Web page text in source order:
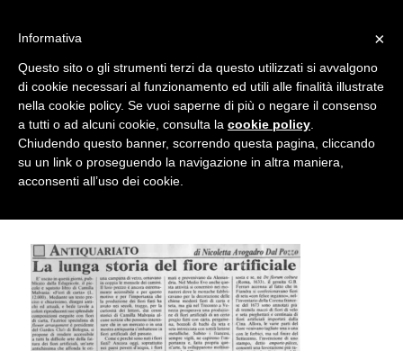
Articolo La lunga storia del fiore
artificiale
accetta l'uso dei cookies previsto nella pagina dedicata.
Fai clic per abilitare/disabilitare il tracciamento di
Google Analytics.
OK Privacy e cookie policy
×
Informativa
Questo sito o gli strumenti terzi da questo utilizzati si avvalgono
di cookie necessari al funzionamento ed utili alle finalità illustrate
nella cookie policy. Se vuoi saperne di più o negare il consenso
a tutti o ad alcuni cookie, consulta la cookie policy
Chiudendo questo banner, scorrendo questa pagina, cliccando
su un link o proseguendo la navigazione in altra maniera,
acconsenti all’uso dei cookie.